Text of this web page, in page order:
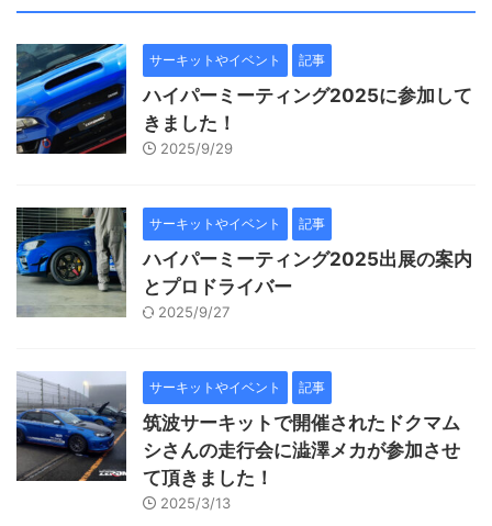
サーキットやイベント 記事
ハイパーミーティング2025に参加して
きました！
2025/9/29
サーキットやイベント 記事
ハイパーミーティング2025出展の案内
とプロドライバー
2025/9/27
サーキットやイベント 記事
筑波サーキットで開催されたドクマム
シさんの走行会に澁澤メカが参加させ
て頂きました！
2025/3/13